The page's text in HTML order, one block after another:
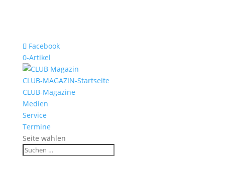
Facebook
0-Artikel
CLUB-MAGAZIN-Startseite
CLUB-Magazine
Medien
Service
Termine
Seite wählen